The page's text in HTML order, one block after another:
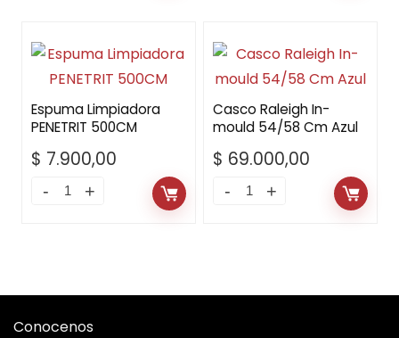
Espuma Limpiadora
PENETRIT 500CM
$ 7.900,00
Casco Raleigh In-
mould 54/58 Cm Azul
$ 69.000,00
Conocenos